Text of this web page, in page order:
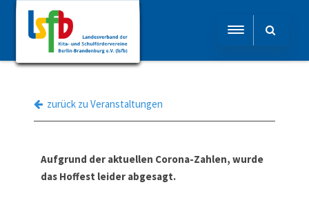
zurück zu Veranstaltungen
Aufgrund der aktuellen Corona-Zahlen, wurde
das Hoffest leider abgesagt.